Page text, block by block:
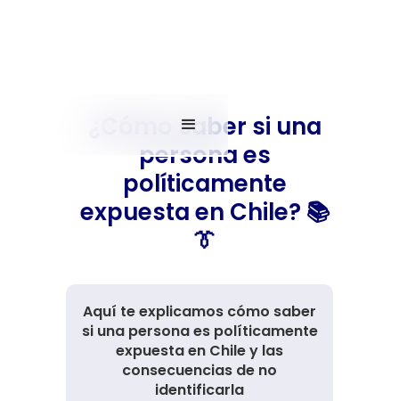
¿Cómo saber si una
persona es
políticamente
expuesta en Chile? 📚
👔
Aquí te explicamos cómo saber
si una persona es políticamente
expuesta en Chile y las
consecuencias de no
identificarla